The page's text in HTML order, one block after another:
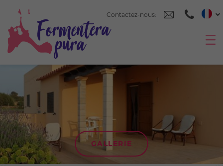
Contactez-nous:
GALLERIE